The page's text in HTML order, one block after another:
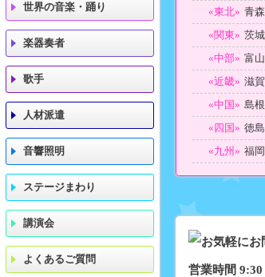
«東北» 青
«関東» 茨
«中部» 富
«近畿» 滋
«中国» 島
«四国» 徳
«九州» 福
営業時間 9:30
世界の音楽・踊り
楽器奏者
歌手
人材派遣
音響照明
ステージまわり
講演会
よくあるご質問